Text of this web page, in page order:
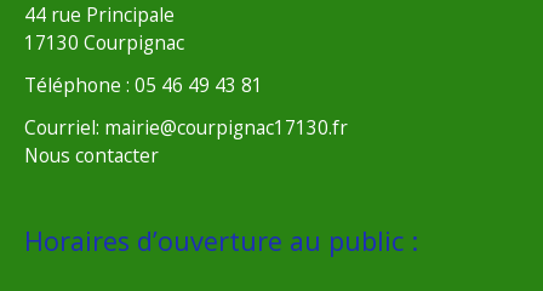
44 rue Principale
17130 Courpignac
Téléphone : 05 46 49 43 81
Courriel: mairie@courpignac17130.fr
Nous contacter
Horaires d’ouverture au public :